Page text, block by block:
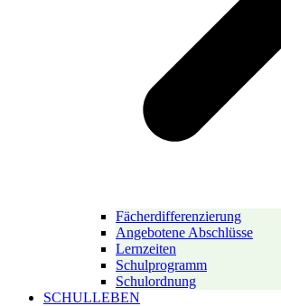
Fächerdifferenzierung
Angebotene Abschlüsse
Lernzeiten
Schulprogramm
Schulordnung
SCHULLEBEN